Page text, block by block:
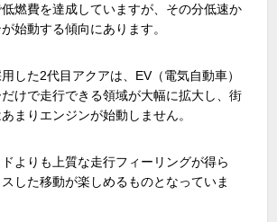
燃費を達成していますが、その分低速か
始動する傾向にあります。
した2代目アクアは、 EV（電気自動車）
けで走行できる領域が大幅に拡大し、街
まりエンジンが始動しません。
よりも上質な走行フィーリングが得ら
した移動が楽しめるものとなっていま